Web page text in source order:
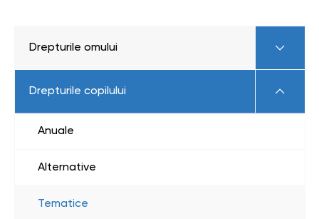
Drepturile omului
Drepturile copilului
Anuale
Alternative
Tematice